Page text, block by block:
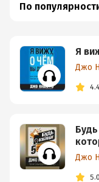
По
Я
Джо
4.4
Джо
5.0